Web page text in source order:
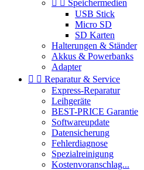
  Speichermedien
USB Stick
Micro SD
SD Karten
Halterungen & Ständer
Akkus & Powerbanks
Adapter
  Reparatur & Service
Express-Reparatur
Leihgeräte
BEST-PRICE Garantie
Softwareupdate
Datensicherung
Fehlerdiagnose
Spezialreinigung
Kostenvoranschlag...